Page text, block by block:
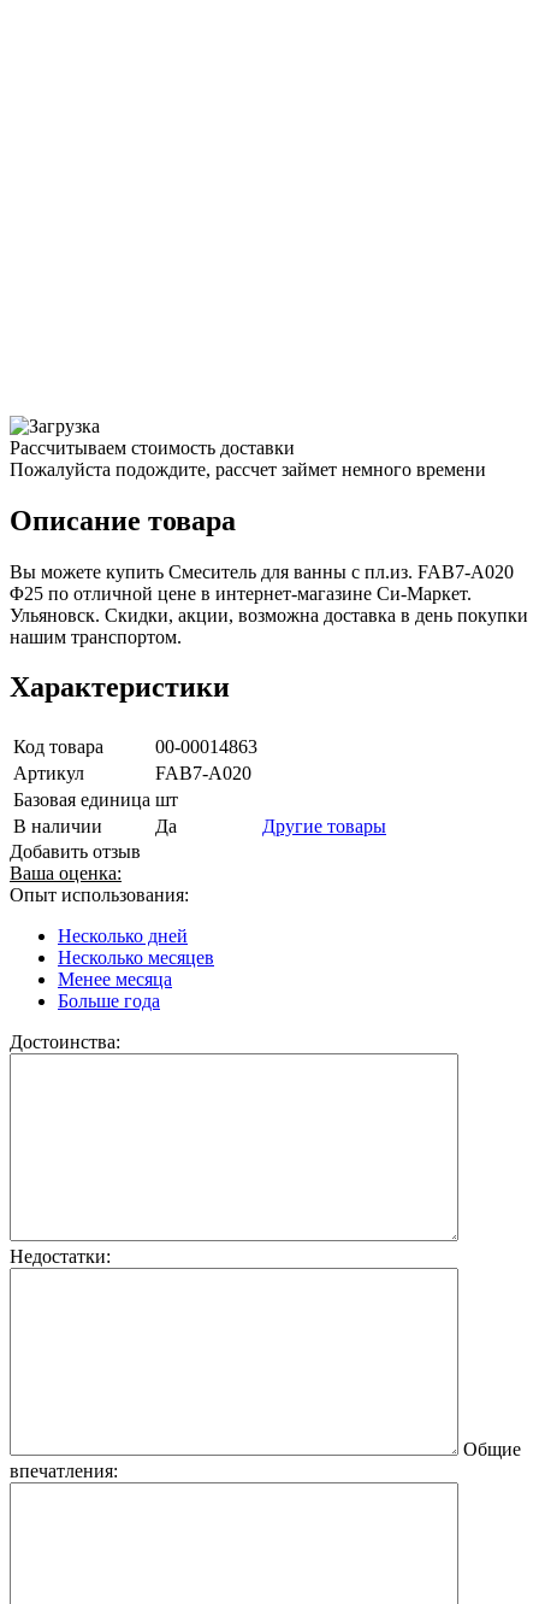
Рассчитываем стоимость доставки
Пожалуйста подождите, рассчет займет немного времени
Описание товара
Вы можете купить Смеситель для ванны с пл.из. FAB7-A020
Φ25 по отличной цене в интернет-магазине Си-Маркет.
Ульяновск. Скидки, акции, возможна доставка в день покупки
нашим транспортом.
Характеристики
Код товара
00-00014863
Артикул
FAB7-A020
Базовая единица шт
В наличии
Да
Другие товары
Добавить отзыв
Ваша оценка:
Опыт использования:
Несколько дней
Несколько месяцев
Менее месяца
Больше года
Достоинства:
Недостатки:
Общие
впечатления: